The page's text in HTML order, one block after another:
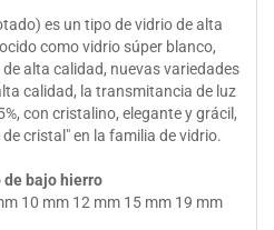
es un tipo de vidrio de alta
como vidrio súper blanco,
alta calidad, nuevas variedades
calidad, la transmitancia de luz
con cristalino, elegante y grácil,
cristal" en la familia de vidrio.
de bajo hierro
10 mm 12 mm 15 mm 19 mm